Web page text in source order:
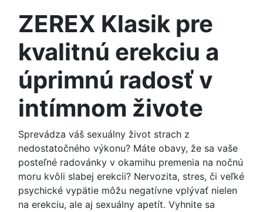
ZEREX Klasik pre
kvalitnú erekciu a
úprimnú radosť v
intímnom živote
Sprevádza váš sexuálny život strach z
nedostatočného výkonu? Máte obavy, že sa vaše
posteľné radovánky v okamihu premenia na nočnú
moru kvôli slabej erekcii? Nervozita, stres, či veľké
psychické vypätie môžu negatívne vplývať nielen
na erekciu, ale aj sexuálny apetít. Vyhnite sa